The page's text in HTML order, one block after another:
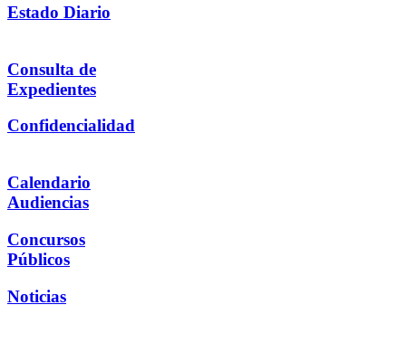
Estado Diario
Consulta de
Expedientes
Confidencialidad
Calendario
Audiencias
Concursos
Públicos
Noticias